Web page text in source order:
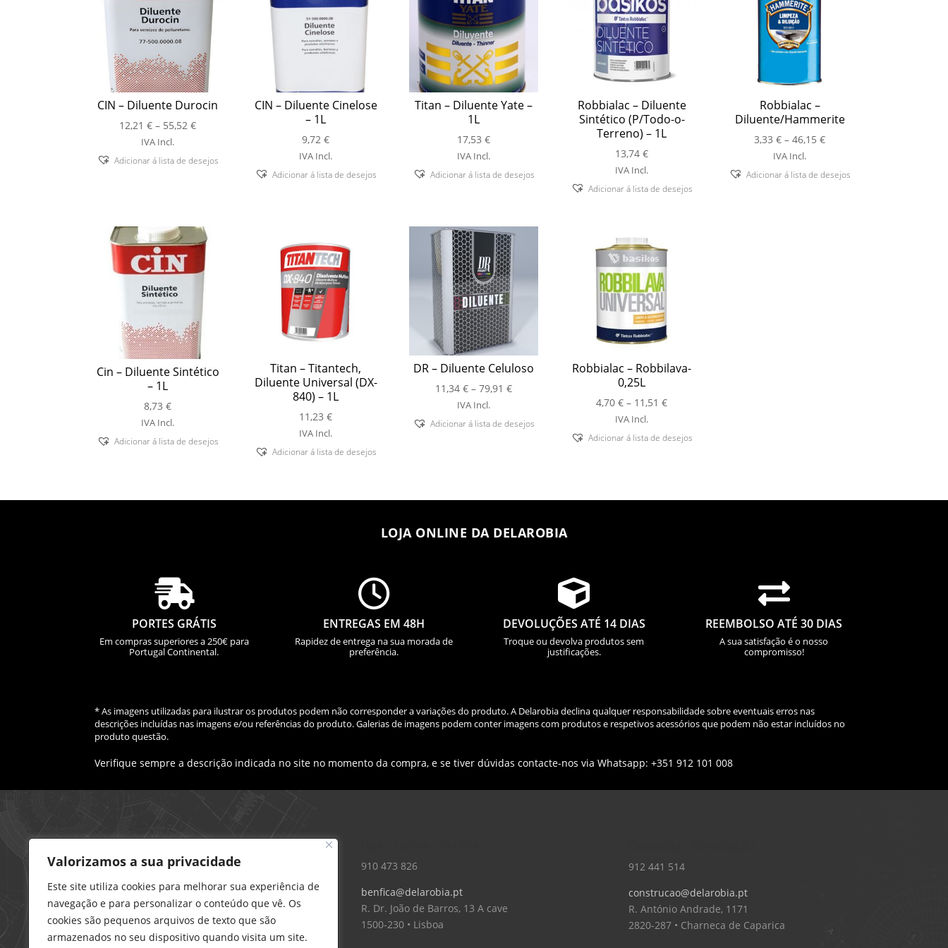
Valorizamos a sua privacidade
Este site utiliza cookies para melhorar sua experiência de
navegação e para personalizar o conteúdo que vê. Os
cookies são pequenos arquivos de texto que são
armazenados no seu dispositivo quando visita um site.
CIN – Diluente Durocin
12,21€ – 55,52€Price
through
IVA Incl.
Adicionar á lista de desejos
CIN – Diluente Cinelose
– 1L
9,72€
IVA Incl.
Adicionar á lista de desejos
Titan – Diluente Yate –
1L
17,53€
IVA Incl.
Adicionar á lista de desejos
Robbialac – Diluente
Sintético (P/Todo-o-
Terreno) – 1L
13,74€
IVA Incl.
Adicionar á lista de desejos
Robbialac –
Diluente/Hammerite
3,33€ – 46,15€Price
through
IVA Incl.
Adicionar á lista de desejos
Cin – Diluente Sintético
– 1L
8,73€
IVA Incl.
Adicionar á lista de desejos
Titan – Titantech,
Diluente Universal (DX-
840) – 1L
11,23€
IVA Incl.
Adicionar á lista de desejos
DR – Diluente Celuloso
11,34€ – 79,91€Price
11,34 €
through
IVA Incl.
Adicionar á lista de desejos
Robbialac – Robbilava-
0,25L
4,70€ – 11,51€Price
4,70 €
through
IVA Incl.
Adicionar á lista de desejos
LOJA ONLINE DA DELAROBIA

PORTES GRÁTIS
Em compras superiores a 250€ para
Portugal Continental.

ENTREGAS EM 48H
Rapidez de entrega na sua morada de
preferência.

DEVOLUÇÕES ATÉ 14 DIAS
Troque ou devolva produtos sem
justificações.

REEMBOLSO ATÉ 30 DIAS
A sua satisfação é o nosso
compromisso!
* As imagens utilizadas para ilustrar os produtos podem não corresponder a variações do produto. A Delarobia declina qualquer responsabilidade sobre eventuais erros nas
descrições incluídas nas imagens e/ou referências do produto. Galerias de imagens podem conter imagens com produtos e respetivos acessórios que podem não estar incluídos no
produto questão.
Verifique sempre a descrição indicada no site no momento da compra, e se tiver dúvidas contacte-nos via Whatsapp: +351 912 101 008
21 296 0195
912 606 251
charneca@delarobia.pt
R. António Andrade, 1116
2820-287 • Charneca da Caparica
910 473 826
benfica@delarobia.pt
R. Dr. João de Barros, 13 A cave
1500-230 • Lisboa
912 441 514
construcao@delarobia.pt
R. António Andrade, 1171
2820-287 • Charneca de Caparica